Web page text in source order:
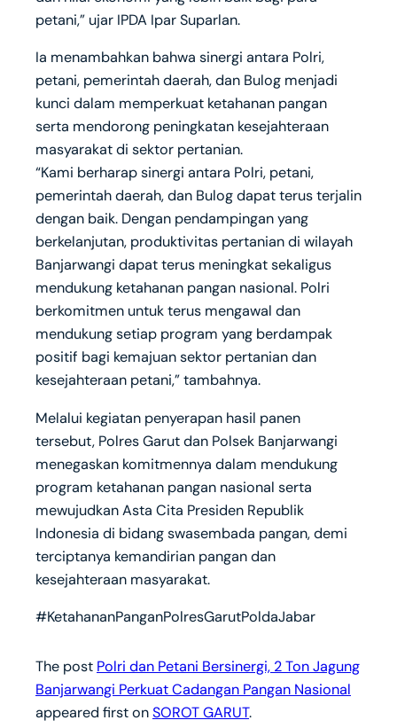
petani,” ujar IPDA Ipar Suparlan.
Ia menambahkan bahwa sinergi antara Polri,
petani, pemerintah daerah, dan Bulog menjadi
kunci dalam memperkuat ketahanan pangan
serta mendorong peningkatan kesejahteraan
masyarakat di sektor pertanian.
“Kami berharap sinergi antara Polri, petani,
pemerintah daerah, dan Bulog dapat terus terjalin
dengan baik. Dengan pendampingan yang
berkelanjutan, produktivitas pertanian di wilayah
Banjarwangi dapat terus meningkat sekaligus
mendukung ketahanan pangan nasional. Polri
berkomitmen untuk terus mengawal dan
mendukung setiap program yang berdampak
positif bagi kemajuan sektor pertanian dan
kesejahteraan petani,” tambahnya.
Melalui kegiatan penyerapan hasil panen
tersebut, Polres Garut dan Polsek Banjarwangi
menegaskan komitmennya dalam mendukung
program ketahanan pangan nasional serta
mewujudkan Asta Cita Presiden Republik
Indonesia di bidang swasembada pangan, demi
terciptanya kemandirian pangan dan
kesejahteraan masyarakat.
#KetahananPanganPolresGarutPoldaJabar
The post Polri dan Petani Bersinergi, 2 Ton Jagung
Banjarwangi Perkuat Cadangan Pangan Nasional
appeared first onSOROT GARUT.